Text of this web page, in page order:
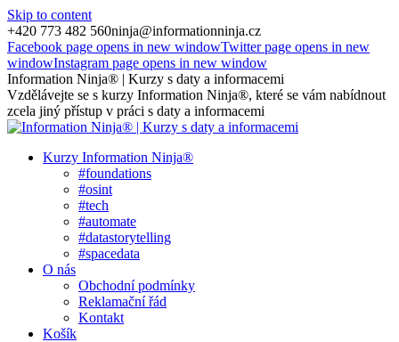
Skip to content
+420 773 482 560ninja@informationninja.cz
Facebook page opens in new windowTwitter page opens in new
windowInstagram page opens in new window
Information Ninja® | Kurzy s daty a informacemi
Vzdělávejte se s kurzy Information Ninja®, které se vám nabídnout
zcela jiný přístup v práci s daty a informacemi
Kurzy Information Ninja®
#foundations
#osint
#tech
#automate
#datastorytelling
#spacedata
O nás
Obchodní podmínky
Reklamační řád
Kontakt
Košík